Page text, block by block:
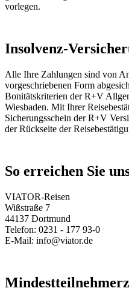
vorlegen.
Insolvenz-
Alle Ihre Zahlungen sind von
vorgeschriebenen Form
Bonitätskriterien der R+V
Wiesbaden. Mit Ihrer
Sicherungsschein der R+V
der Rückseite der
So erreichen Sie
VIATOR-Reisen
Wißstraße 7
44137 Dortmund
Telefon: 0231 - 177 93-0
E-Mail: info@viator.de